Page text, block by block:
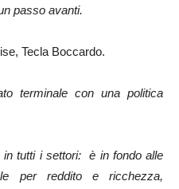
passo avanti.
Tecla Boccardo.
terminale con una politica
tutti i settori: è in fondo alle
per reddito e ricchezza,